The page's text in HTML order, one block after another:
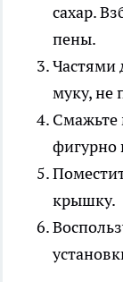
сахар.
пены.
Частями
муку, не
Смажьте
фигурно
крышку.